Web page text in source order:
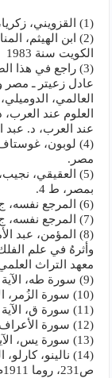
(1) القزويني، زكريا، آثار البلاد وأخبار العباد، ص145، بيروت 1984.
الكويت سنة 1983
(3) راجع في هذا
عادل زعيتر ـ مصر
العالمي،
العلوم عند
عند العرب، د. عبد
مصر.
بمصر، ط 4.
(6) المرجع نفسه، ج1، ص113.
(7) المرجع نفسه، ج1، ص115.
(8) المؤمن، عبد
معهد التراث العلمي
(9) سورة طه، الآية 114.
(10) سورة الزُمر، الآية 9.
(11) سورة ق، الآية 6.
(12) سورة الأعراف، الآية 185.
(13) سورة يس، الآيات 38، 39، 40.
(14) نالينو،
ص231، روما 1911م.